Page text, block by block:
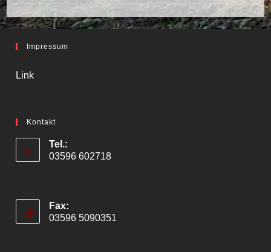
Impressum
Link
Kontakt
Tel.:
03596 602718
Fax:
03596 5090351